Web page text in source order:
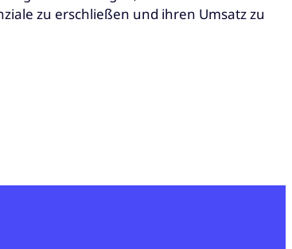
zu erschließen und ihren Umsatz zu